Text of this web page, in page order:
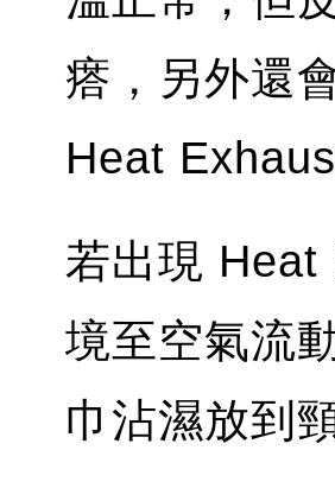
瘩，另外還
Heat
若出現 Heat
境至空氣流
巾沾濕放到